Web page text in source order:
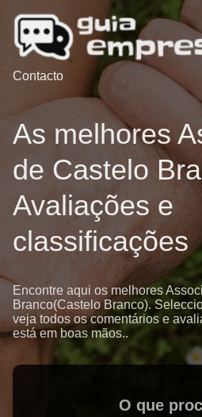
Contacto
As melhores
de Castelo
Avaliações e
classificações
Encontre aqui os melhores
Branco(Castelo Branco).
veja todos os comentários e
está em boas mãos..
O que